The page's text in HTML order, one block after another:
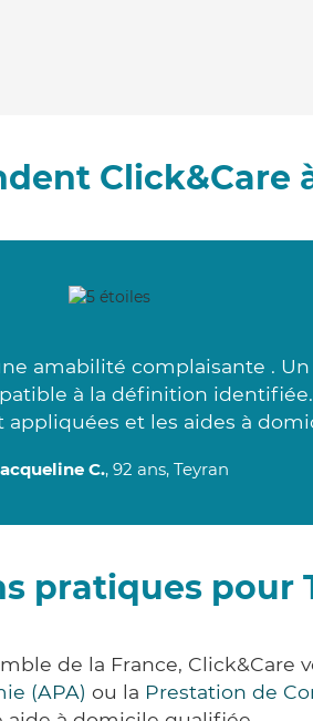
Click&Care
amabilité complaisante .
à la définition identifiée.
et les aides à
C., 92 ans, Teyran
pratiques pour
de la France, Click&Care
(APA) ou la Prestation de